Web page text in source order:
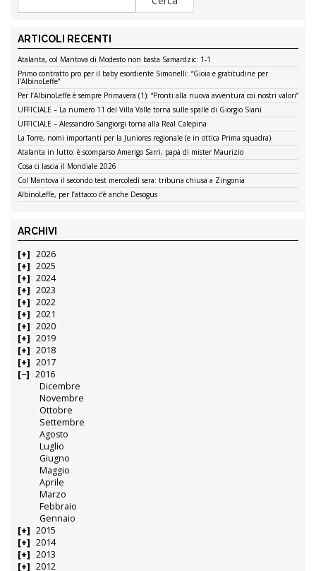
ARTICOLI RECENTI
Atalanta, col Mantova di Modesto non basta Samardzic: 1-1
Primo contratto pro per il baby esordiente Simonelli: “Gioia e gratitudine per
l’AlbinoLeffe”
Per l’AlbinoLeffe è sempre Primavera (1): “Pronti alla nuova avventura coi nostri valori”
UFFICIALE – La numero 11 del Villa Valle torna sulle spalle di Giorgio Siani
UFFICIALE – Alessandro Sangiorgi torna alla Real Calepina
La Torre, nomi importanti per la Juniores regionale (e in ottica Prima squadra)
Atalanta in lutto: è scomparso Amerigo Sarri, papà di mister Maurizio
Cosa ci lascia il Mondiale 2026
Col Mantova il secondo test mercoledì sera: tribuna chiusa a Zingonia
AlbinoLeffe, per l’attacco c’è anche Desogus
ARCHIVI
2026
2025
2024
2023
2022
2021
2020
2019
2018
2017
2016
Dicembre
Novembre
Ottobre
Settembre
Agosto
Luglio
Giugno
Maggio
Aprile
Marzo
Febbraio
Gennaio
2015
2014
2013
2012